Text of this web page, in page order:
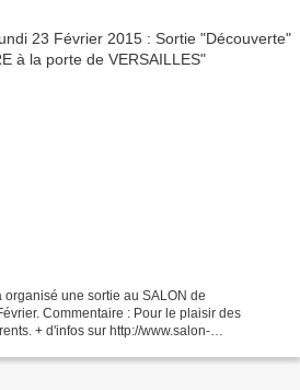
organisé une sortie au SALON de
Commentaire : Pour le plaisir des
+ d'infos sur http://www.salon-